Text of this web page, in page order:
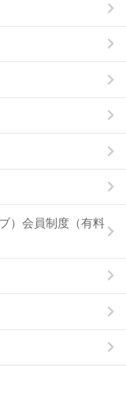
）会員制度（有料